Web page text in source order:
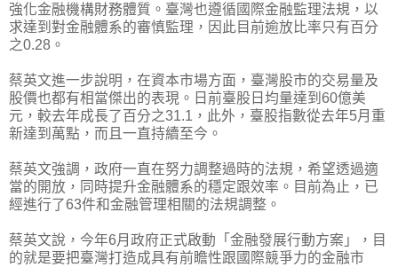
強化金融機構財務體質。臺灣也遵循國際金融監理法規，以
求達到對金融體系的審慎監理，因此目前逾放比率只有百分
之0.28。
蔡英文進一步說明，在資本市場方面，臺灣股市的交易量及
股價也都有相當傑出的表現。日前臺股日均量達到60億美
元，較去年成長了百分之31.1，此外，臺股指數從去年5月重
新達到萬點，而且一直持續至今。
蔡英文強調，政府一直在努力調整過時的法規，希望透過適
當的開放，同時提升金融體系的穩定跟效率。目前為止，已
經進行了63件和金融管理相關的法規調整。
蔡英文說，今年6月政府正式啟動「金融發展行動方案」，目
的就是要把臺灣打造成具有前瞻性跟國際競爭力的金融市